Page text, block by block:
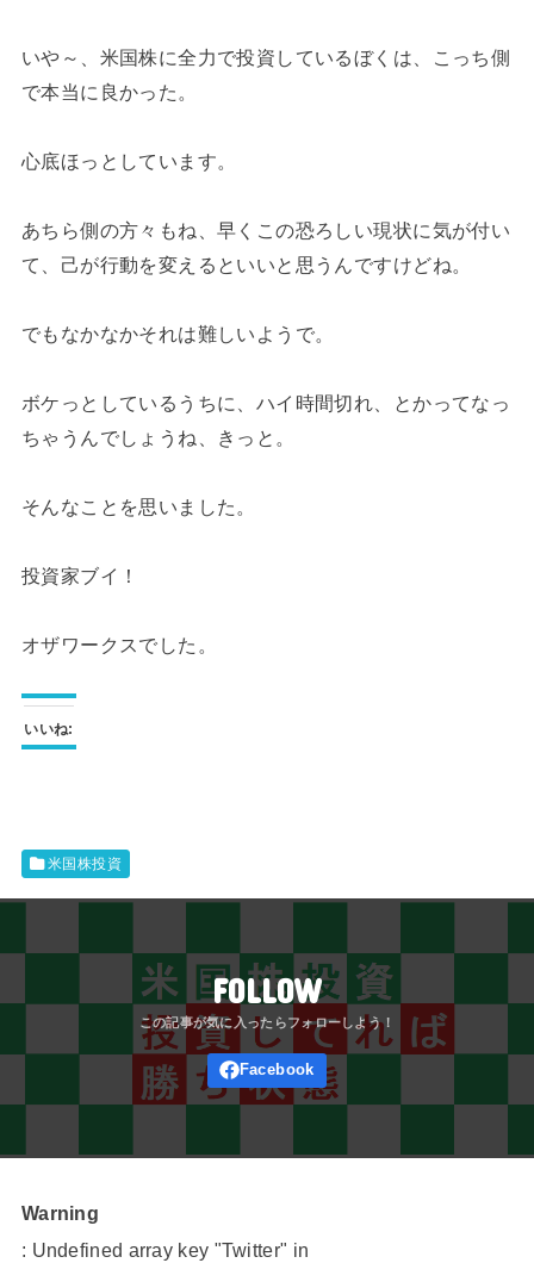
いや～、米国株に全力で投資しているぼくは、こっち側
で本当に良かった。
心底ほっとしています。
あちら側の方々もね、早くこの恐ろしい現状に気が付い
て、己が行動を変えるといいと思うんですけどね。
でもなかなかそれは難しいようで。
ボケっとしているうちに、ハイ時間切れ、とかってなっ
ちゃうんでしょうね、きっと。
そんなことを思いました。
投資家ブイ！
オザワークスでした。
いいね:
米国株投資
FOLLOW
Warning
: Undefined array key "Twitter" in